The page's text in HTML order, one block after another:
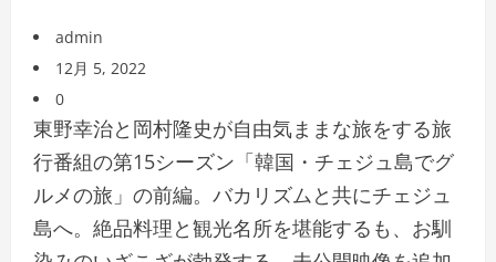
admin
12月 5, 2022
0
東野幸治と岡村隆史が自由気ままな旅をする旅
行番組の第15シーズン「韓国・チェジュ島でグ
ルメの旅」の前編。バカリズムと共にチェジュ
島へ。絶品料理と観光名所を堪能するも、お馴